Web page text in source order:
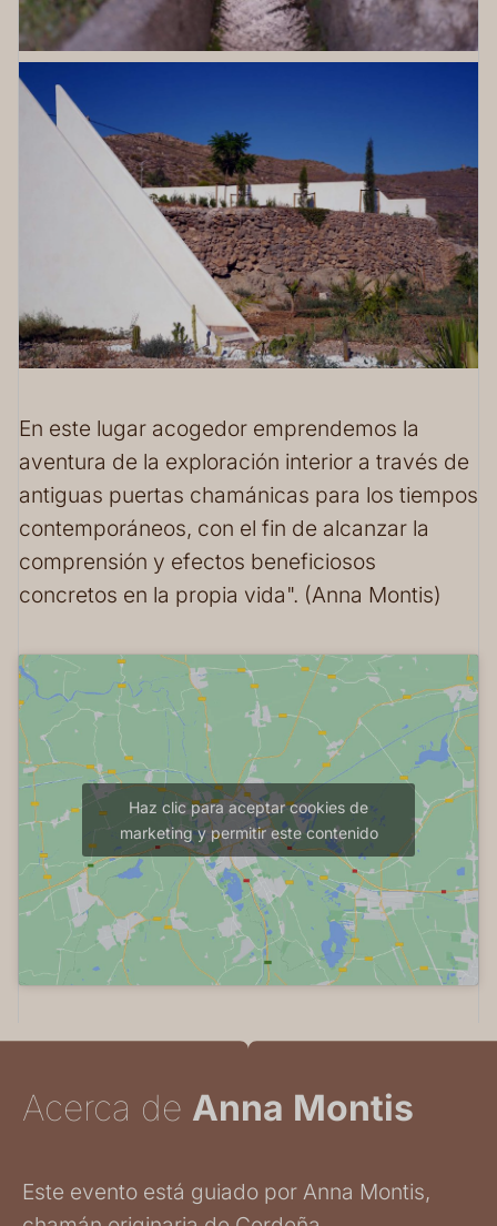
En este lugar acogedor emprendemos la
aventura de la exploración interior a través de
antiguas puertas chamánicas para los tiempos
contemporáneos, con el fin de alcanzar la
comprensión y efectos beneficiosos
concretos en la propia vida". (Anna Montis)
Haz clic para aceptar cookies de
marketing y permitir este contenido
Acerca de Anna Montis
Este evento está guiado por Anna Montis,